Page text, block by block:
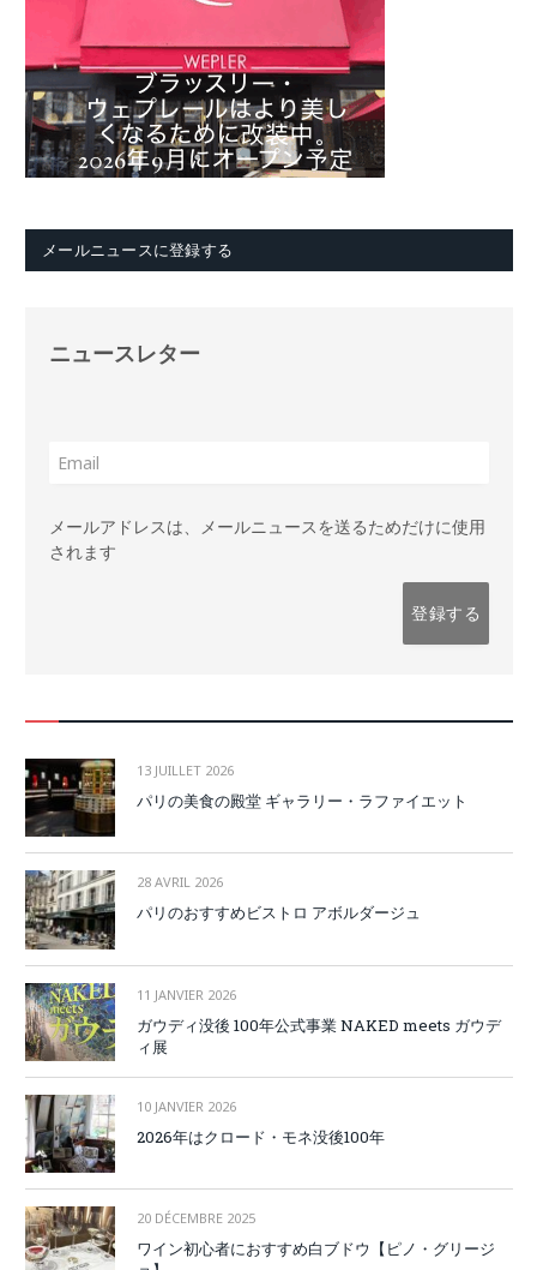
メールニュースに登録する
ニュースレター
メールアドレスは、メールニュースを送るためだけに使用
されます
13 JUILLET 2026
パリの美食の殿堂 ギャラリー・ラファイエット
28 AVRIL 2026
パリのおすすめビストロ アボルダージュ
11 JANVIER 2026
ガウディ没後 100年公式事業 NAKED meets ガウデ
ィ展
10 JANVIER 2026
2026年はクロード・モネ没後100年
20 DÉCEMBRE 2025
ワイン初心者におすすめ白ブドウ【ピノ・グリージ